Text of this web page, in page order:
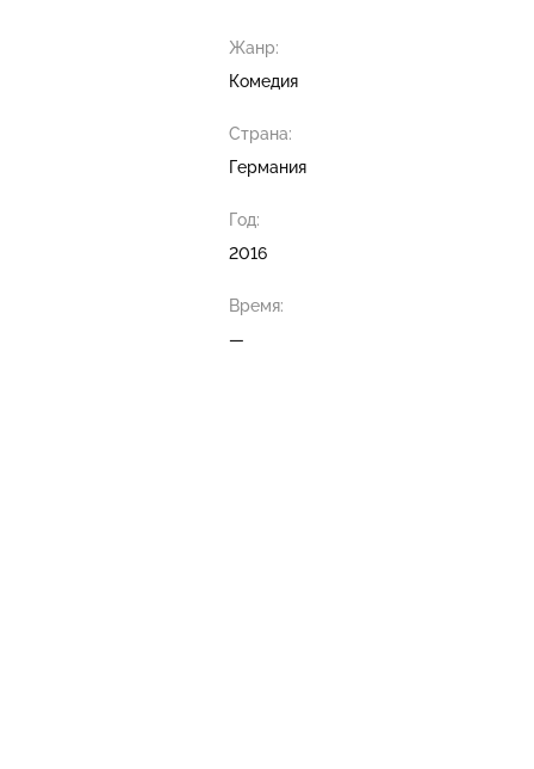
Жанр:
Комедия
Страна:
Германия
Год:
2016
Время:
—